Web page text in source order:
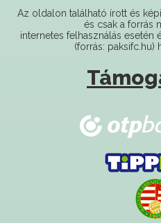
internetes felhasználás esetén
(forrás: paksifc.hu)